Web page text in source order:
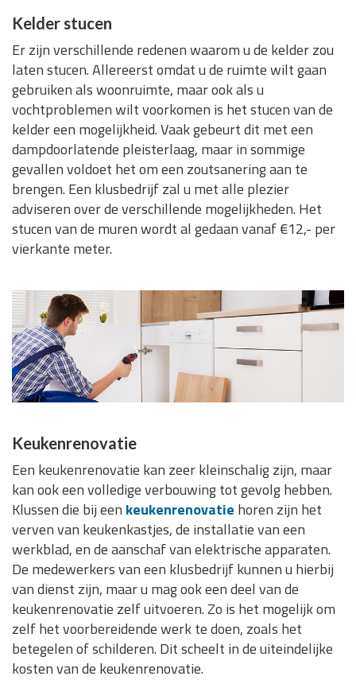
Kelder stucen
Er zijn verschillende redenen waarom u de kelder zou
laten stucen. Allereerst omdat u de ruimte wilt gaan
gebruiken als woonruimte, maar ook als u
vochtproblemen wilt voorkomen is het stucen van de
kelder een mogelijkheid. Vaak gebeurt dit met een
dampdoorlatende pleisterlaag, maar in sommige
gevallen voldoet het om een zoutsanering aan te
brengen. Een klusbedrijf zal u met alle plezier
adviseren over de verschillende mogelijkheden. Het
stucen van de muren wordt al gedaan vanaf €12,- per
vierkante meter.
Keukenrenovatie
Een keukenrenovatie kan zeer kleinschalig zijn, maar
kan ook een volledige verbouwing tot gevolg hebben.
Klussen die bij een keukenrenovatie horen zijn het
verven van keukenkastjes, de installatie van een
werkblad, en de aanschaf van elektrische apparaten.
De medewerkers van een klusbedrijf kunnen u hierbij
van dienst zijn, maar u mag ook een deel van de
keukenrenovatie zelf uitvoeren. Zo is het mogelijk om
zelf het voorbereidende werk te doen, zoals het
betegelen of schilderen. Dit scheelt in de uiteindelijke
kosten van de keukenrenovatie.